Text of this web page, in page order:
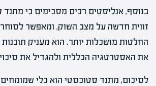
בנוסף, אנליסטים רבים מסכימים כי
זווית חדשה על מצב השוק, ומאפשר
החלטות מושכלות יותר. הוא מעניק
את האסטרטגיה הכללית ולהגדיל את
לסיכום, מתנד סטוכסטי הוא כלי